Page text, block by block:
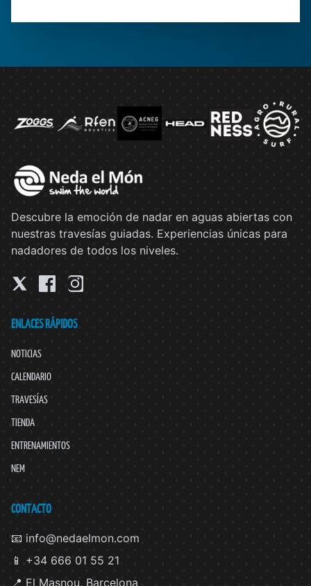
Descubre la emoción de nadar en aguas abiertas con
nuestras travesías guiadas. Experiencias únicas para
nadadores de todos los niveles.
ENLACES RÁPIDOS
NOTICIAS
CALENDARIO
TRAVESÍAS
TIENDA
ENTRENAMIENTOS
NEM
CONTACTO
📧 info@nedaelmon.com
📱 +34 666 01 55 21
📍 El Masnou, Barcelona